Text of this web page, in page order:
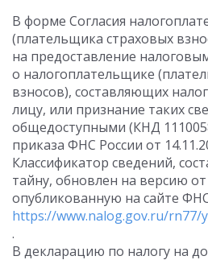
В форме Согласия
(плательщика страховых
на предоставление
о налогоплательщике
взносов), составляющих
лицу, или признание таких
общедоступными (КНД
приказа ФНС России от
Классификатор сведений,
тайну, обновлен на версию от
опубликованную на сайте
https://www.nalog.gov.ru/rn77/
.
В декларацию по налогу на